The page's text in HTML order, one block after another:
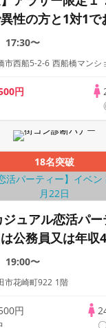
性の方と1対1で
自由♡
17:30〜
市西船5-2-6 西船橋マンシ
円
18名突破
ュアル恋活パ
公務員又は年収
19:00〜
市花崎町922 1階
円